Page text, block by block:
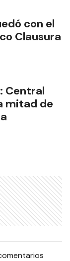
con el
Clausura
Central
mitad de